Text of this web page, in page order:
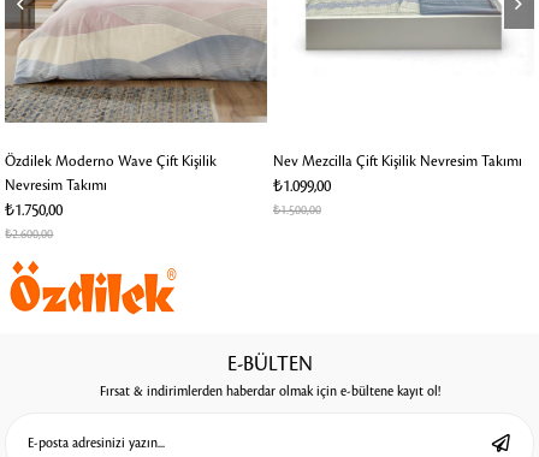
Özdilek Moderno Wave Çift Kişilik
Nevresim Takımı
₺1.750,00
₺2.600,00
Nev Mezcilla Çift Kişilik Nevresim Takımı
₺1.099,00
₺1.500,00
E-BÜLTEN
Fırsat & indirimlerden haberdar olmak için e-bültene kayıt ol!